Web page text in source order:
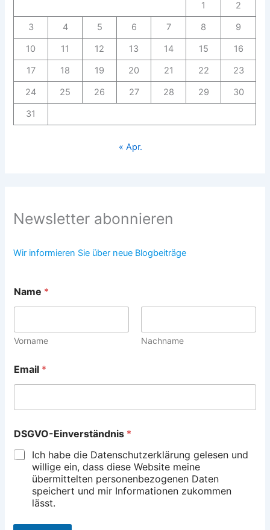
1
2
3
4 5 6 7 8
9
10
11 12 13 14 15
16
17
18 19 20 21 22
23
24
25 26 27 28 29
30
31
« Apr.
Newsletter abonnieren
Wir informieren Sie über neue Blogbeiträge
Name *
Vorname Nachname
E
m
i
D
S
G
V
Email *
DSGVO-Einverständnis *
Ich habe die Datenschutzerklärung gelesen und
willige ein, dass diese Website meine
übermittelten personenbezogenen Daten
speichert und mir Informationen zukommen
lässt.